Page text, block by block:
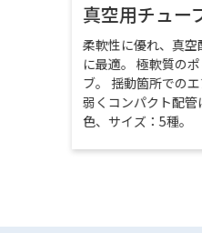
真空用チュー
柔軟性に優れ、真
に最適。 極軟質の
ブ。 揺動箇所での
弱くコンパクト配
色、サイズ：5種。